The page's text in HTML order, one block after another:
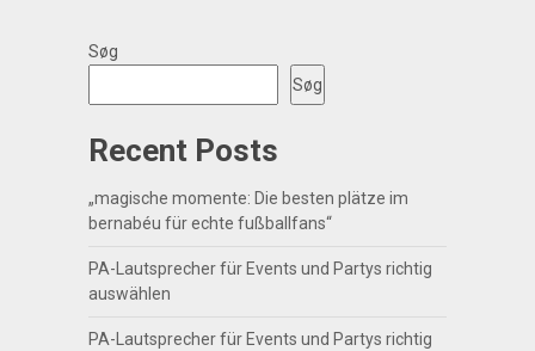
Søg
Søg
Recent Posts
„magische momente: Die besten plätze im
bernabéu für echte fußballfans“
PA-Lautsprecher für Events und Partys richtig
auswählen
PA-Lautsprecher für Events und Partys richtig